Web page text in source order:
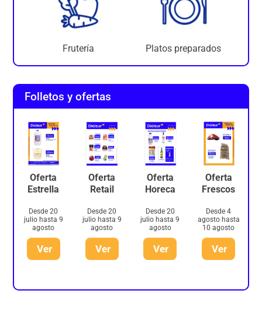
Frutería Platos preparados
Folletos y ofertas
Oferta
Estrella
Desde 20
julio hasta 9
agosto
Ver
Oferta
Retail
Desde 20
julio hasta 9
agosto
Ver
Oferta
Horeca
Desde 20
julio hasta 9
agosto
Ver
Oferta
Frescos
Desde 4
agosto hasta
10 agosto
Ver